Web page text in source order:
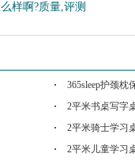
样啊?质量,评测
365sleep护颈枕
2平米书桌写字
2平米骑士学习
2平米儿童学习